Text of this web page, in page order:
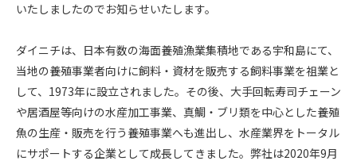
いたしましたのでお知らせいたします。
ダイニチは、日本有数の海面養殖漁業集積地である宇和島にて、
当地の養殖事業者向けに飼料・資材を販売する飼料事業を祖業と
して、1973年に設立されました。その後、大手回転寿司チェーン
や居酒屋等向けの水産加工事業、真鯛・ブリ類を中心とした養殖
魚の生産・販売を行う養殖事業へも進出し、水産業界をトータル
にサポートする企業として成長してきました。弊社は2020年9月